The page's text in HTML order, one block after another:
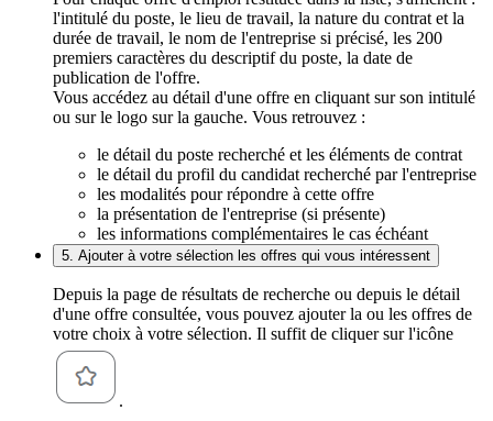
l'intitulé du poste, le lieu de travail, la nature du contrat et la
durée de travail, le nom de l'entreprise si précisé, les 200
premiers caractères du descriptif du poste, la date de
publication de l'offre.
Vous accédez au détail d'une offre en cliquant sur son intitulé
ou sur le logo sur la gauche. Vous retrouvez :
le détail du poste recherché et les éléments de contrat
le détail du profil du candidat recherché par l'entreprise
les modalités pour répondre à cette offre
la présentation de l'entreprise (si présente)
les informations complémentaires le cas échéant
5. Ajouter à votre sélection les offres qui vous intéressent
Depuis la page de résultats de recherche ou depuis le détail
d'une offre consultée, vous pouvez ajouter la ou les offres de
votre choix à votre sélection. Il suffit de cliquer sur l'icône
.